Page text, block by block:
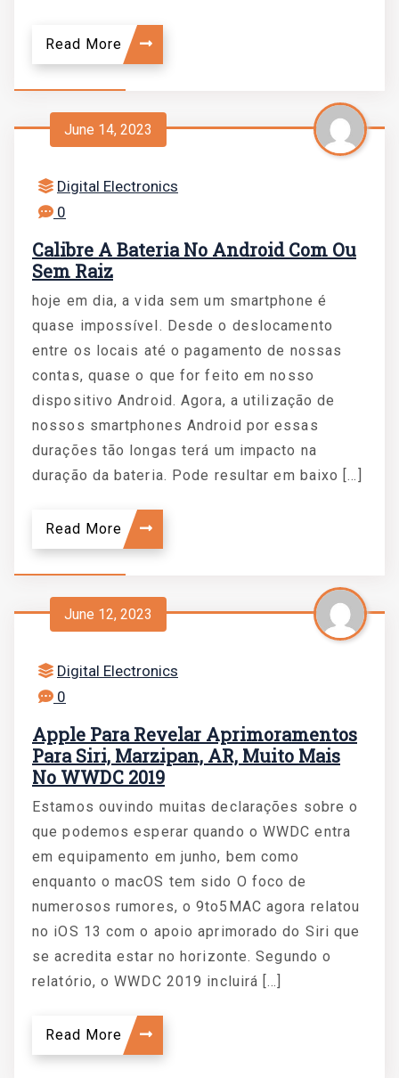
Read More
June 14, 2023
Digital Electronics
0
Calibre A Bateria No Android Com Ou
Sem Raiz
hoje em dia, a vida sem um smartphone é
quase impossível. Desde o deslocamento
entre os locais até o pagamento de nossas
contas, quase o que for feito em nosso
dispositivo Android. Agora, a utilização de
nossos smartphones Android por essas
durações tão longas terá um impacto na
duração da bateria. Pode resultar em baixo […]
Read More
June 12, 2023
Digital Electronics
0
Apple Para Revelar Aprimoramentos
Para Siri, Marzipan, AR, Muito Mais
No WWDC 2019
Estamos ouvindo muitas declarações sobre o
que podemos esperar quando o WWDC entra
em equipamento em junho, bem como
enquanto o macOS tem sido O foco de
numerosos rumores, o 9to5MAC agora relatou
no iOS 13 com o apoio aprimorado do Siri que
se acredita estar no horizonte. Segundo o
relatório, o WWDC 2019 incluirá […]
Read More